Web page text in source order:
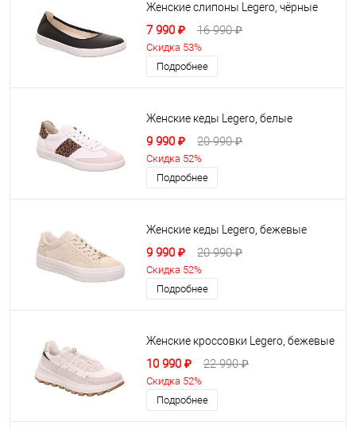
Женские слипоны Legero, чёрные
7 990 ₽ 16 990 ₽
Скидка 53%
Подробнее
Женские кеды Legero, белые
9 990 ₽ 20 990 ₽
Скидка 52%
Подробнее
Женские кеды Legero, бежевые
9 990 ₽ 20 990 ₽
Скидка 52%
Подробнее
Женские кроссовки Legero, бежевые
10 990 ₽ 22 990 ₽
Скидка 52%
Подробнее